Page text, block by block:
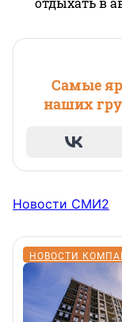
Самые
наших
Новости СМИ2
НОВОСТИ